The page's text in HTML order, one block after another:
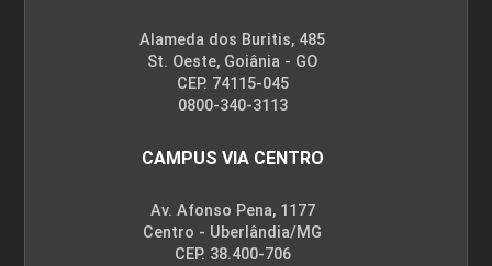
Alameda dos Buritis, 485
St. Oeste, Goiânia - GO
CEP. 74115-045
0800-340-3113
CAMPUS VIA CENTRO
Av. Afonso Pena, 1177
Centro - Uberlândia/MG
CEP. 38.400-706